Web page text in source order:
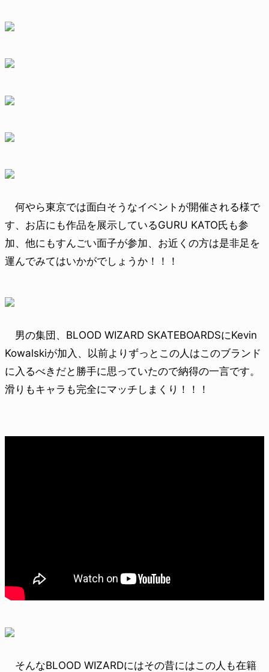
何やら東京では面白そうなイベントが開催される様で
す、お店にも作品を展示しているGURU KATO氏も参
加、他にもすんごい面子が参加、お近くの方は是非足を
運んでみてはいかがでしょうか！！！
男の集団、BLOOD WIZARD SKATEBOARDSにKevin
Kowalskiが加入、以前よりずっとこの人はこのブランド
に入るべきだと勝手に思っていたので納得の一言です。
滑りもキャラも完全にマッチしまくり！！！
そんなBLOOD WIZARDにはその昔にはこの人も在籍